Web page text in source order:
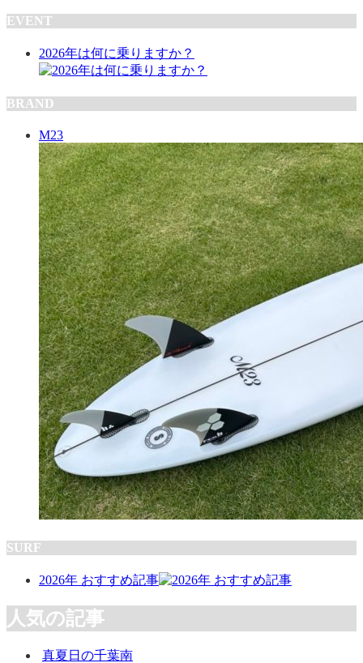
EVENT
2026年は何に乗りますか？
BRAND
M23
SURF
2026年 おすすめ記事
人気の記事
真夏日の千葉南